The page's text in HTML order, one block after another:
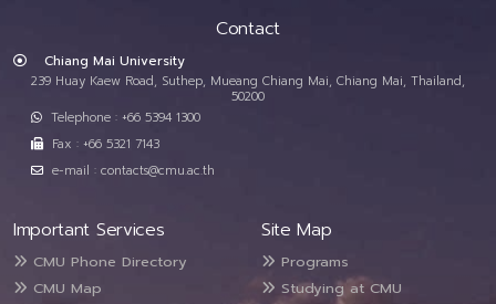
Contact
Chiang Mai University
239 Huay Kaew Road, Suthep, Mueang Chiang Mai, Chiang Mai, Thailand,
50200
Telephone : +66 5394 1300
Fax : +66 5321 7143
e-mail : contacts@cmu.ac.th
Important Services
CMU Phone Directory
CMU Map
Site Map
Programs
Studying at CMU